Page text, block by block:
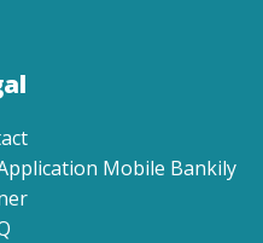
Mobile Bankily